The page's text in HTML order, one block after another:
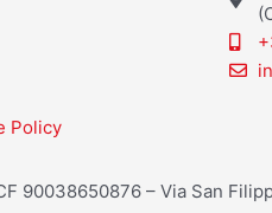
Policy
90038650876 – Via San